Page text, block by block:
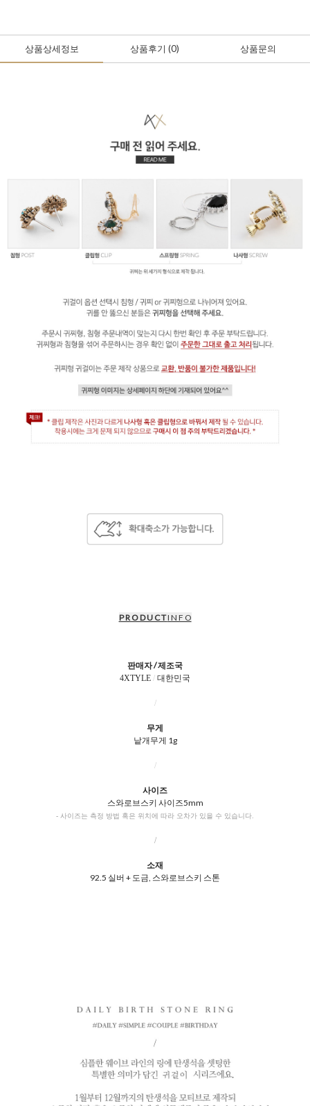
상품상세정보 상품후기 (0) 상품문의
P R O D U C TI N F O
판매자 / 제조국
4XTYLE / 대한민국
/
무게
낱개무게 1g
/
사이즈
스와로브스키 사이즈5mm
- 사이즈는 측정 방법 혹은 위치에 따라 오차가 있을 수 있습니다.
/
소재
92.5 실버 + 도금, 스와로브스키 스톤